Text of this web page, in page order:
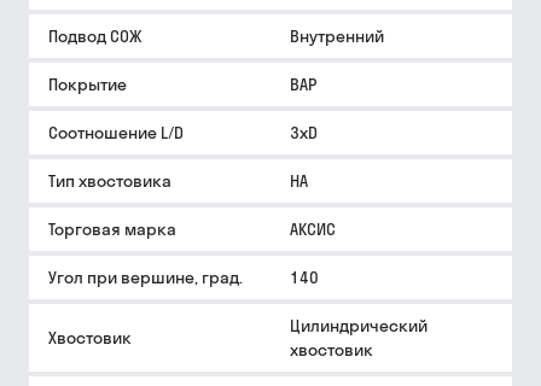
Подвод СОЖ Внутренний
Покрытие BAP
Соотношение L/D 3xD
Тип хвостовика HA
Торговая марка АКСИС
Угол при вершине, град. 140
Хвостовик
Цилиндрический
хвостовик